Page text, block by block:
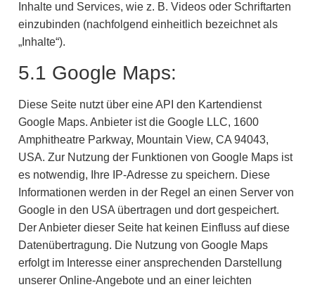
Inhalte und Services, wie z. B. Videos oder Schriftarten
einzubinden (nachfolgend einheitlich bezeichnet als
„Inhalte“).
5.1 Google Maps:
Diese Seite nutzt über eine API den Kartendienst
Google Maps. Anbieter ist die Google LLC, 1600
Amphitheatre Parkway, Mountain View, CA 94043,
USA. Zur Nutzung der Funktionen von Google Maps ist
es notwendig, Ihre IP-Adresse zu speichern. Diese
Informationen werden in der Regel an einen Server von
Google in den USA übertragen und dort gespeichert.
Der Anbieter dieser Seite hat keinen Einfluss auf diese
Datenübertragung. Die Nutzung von Google Maps
erfolgt im Interesse einer ansprechenden Darstellung
unserer Online-Angebote und an einer leichten